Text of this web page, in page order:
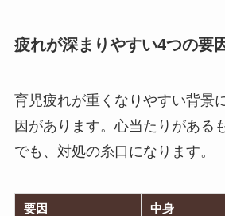
疲れが深まりやすい4つの要
育児疲れが重くなりやすい背景
因があります。心当たりがある
でも、対処の糸口になります。
要因 中身